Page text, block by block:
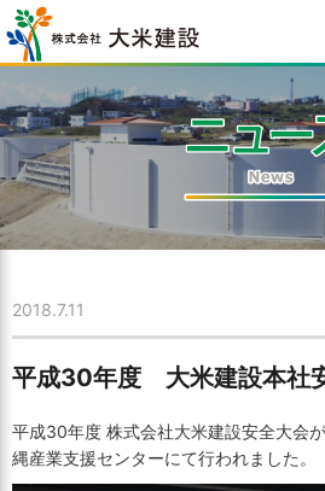
2018.7.11
平成30年度 大米建設本社
平成30年度 株式会社大米建設安全大会
縄産業支援センターにて行われました。